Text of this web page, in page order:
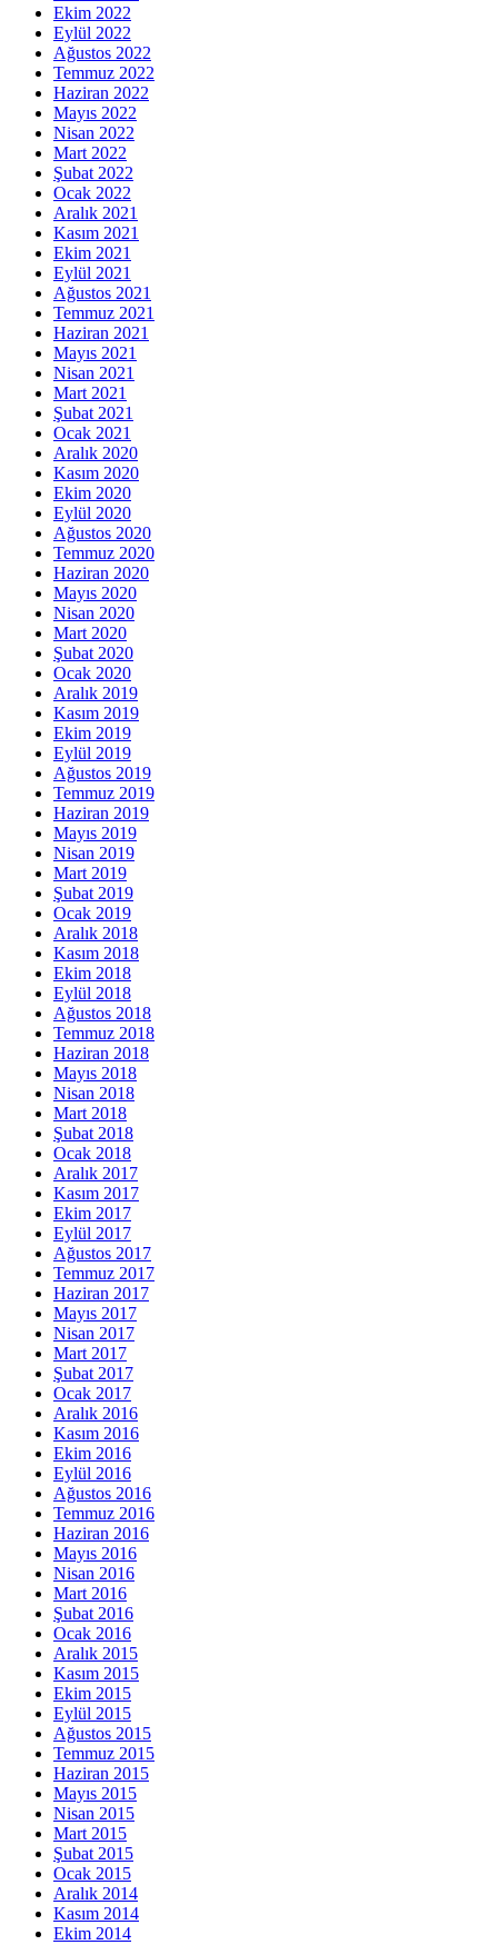
Ekim 2022
Eylül 2022
Ağustos 2022
Temmuz 2022
Haziran 2022
Mayıs 2022
Nisan 2022
Mart 2022
Şubat 2022
Ocak 2022
Aralık 2021
Kasım 2021
Ekim 2021
Eylül 2021
Ağustos 2021
Temmuz 2021
Haziran 2021
Mayıs 2021
Nisan 2021
Mart 2021
Şubat 2021
Ocak 2021
Aralık 2020
Kasım 2020
Ekim 2020
Eylül 2020
Ağustos 2020
Temmuz 2020
Haziran 2020
Mayıs 2020
Nisan 2020
Mart 2020
Şubat 2020
Ocak 2020
Aralık 2019
Kasım 2019
Ekim 2019
Eylül 2019
Ağustos 2019
Temmuz 2019
Haziran 2019
Mayıs 2019
Nisan 2019
Mart 2019
Şubat 2019
Ocak 2019
Aralık 2018
Kasım 2018
Ekim 2018
Eylül 2018
Ağustos 2018
Temmuz 2018
Haziran 2018
Mayıs 2018
Nisan 2018
Mart 2018
Şubat 2018
Ocak 2018
Aralık 2017
Kasım 2017
Ekim 2017
Eylül 2017
Ağustos 2017
Temmuz 2017
Haziran 2017
Mayıs 2017
Nisan 2017
Mart 2017
Şubat 2017
Ocak 2017
Aralık 2016
Kasım 2016
Ekim 2016
Eylül 2016
Ağustos 2016
Temmuz 2016
Haziran 2016
Mayıs 2016
Nisan 2016
Mart 2016
Şubat 2016
Ocak 2016
Aralık 2015
Kasım 2015
Ekim 2015
Eylül 2015
Ağustos 2015
Temmuz 2015
Haziran 2015
Mayıs 2015
Nisan 2015
Mart 2015
Şubat 2015
Ocak 2015
Aralık 2014
Kasım 2014
Ekim 2014